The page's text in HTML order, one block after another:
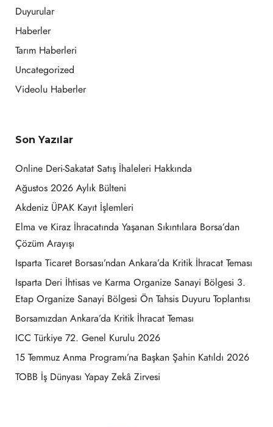
Duyurular
Haberler
Tarım Haberleri
Uncategorized
Videolu Haberler
Son Yazılar
Online Deri-Sakatat Satış İhaleleri Hakkında
Ağustos 2026 Aylık Bülteni
Akdeniz ÜPAK Kayıt İşlemleri
Elma ve Kiraz İhracatında Yaşanan Sıkıntılara Borsa’dan
Çözüm Arayışı
Isparta Ticaret Borsası’ndan Ankara’da Kritik İhracat Teması
Isparta Deri İhtisas ve Karma Organize Sanayi Bölgesi 3.
Etap Organize Sanayi Bölgesi Ön Tahsis Duyuru Toplantısı
Borsamızdan Ankara’da Kritik İhracat Teması
ICC Türkiye 72. Genel Kurulu 2026
15 Temmuz Anma Programı’na Başkan Şahin Katıldı 2026
TOBB İş Dünyası Yapay Zekâ Zirvesi